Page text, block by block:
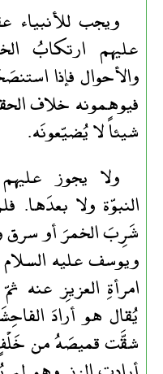
ويجب للأنبياء
عليهم ارتكابُ
والأحوال فإذا
فيوهمونه خلاف
شيئاً لا يُضيّعونَه.
ولا يجوز
النبوّة ولا
شَرِبَ الخمرَ أو سرق
ويوسف عليه السلام
امرأةِ العزيزِ عنه
يُقال هو أرادَ
شقَّت قميصَهُ من خَلْفٍ